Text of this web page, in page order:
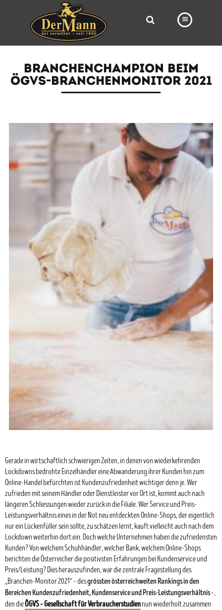
FILIALEN
BÄCKEREI
VORBESTELLUNG
NEWS
KARRIERE
BRANCHENCHAMPION BEIM
ÖGVS-BRANCHENMONITOR 2021
Gerade in wirtschaftlich schwierigen Zeiten, in denen von wiederkehrenden
Lockdowns bedrohte Einzelhändler eine Abwanderung ihrer Kunden hin zum
Online-Handel befürchten ist Kundenzufriedenheit wichtiger denn je. Wer
zufrieden mit seinem Händler oder Dienstleister vor Ort ist, kommt auch nach
längeren Schliessungen wieder zurück in die Filiale. Wer Service und Preis-
Leistungsverhältnis eines in der Not neu entdeckten Online-Shops, der eigentlich
nur ein Lückenfüller sein sollte, zu schätzen lernt, kauft vielleicht auch nach dem
Lockdown weiterhin dort ein. Doch welche Unternehmen haben die zufriedensten
Kunden? Von welchem Schuhhändler, welcher Bank, welchem Online-Shops
berichten die Österreicher die positivsten Erfahrungen bei Kundenservice und
Preis/Leistung? Dies herauszufinden, war die zentrale Fragestellung des
„Branchen-Monitor 2021“ – desgrössten österreichweiten Rankings in den
Bereichen Kundenzufriedenheit, Kundenservice und Preis-Leistungsverhältnis–,
den dieÖGVS – Gesellschaft für Verbraucherstudiennun wiederholt zusammen